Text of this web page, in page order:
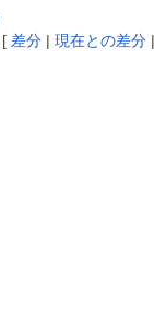
[ 差分 |現在との差分 |